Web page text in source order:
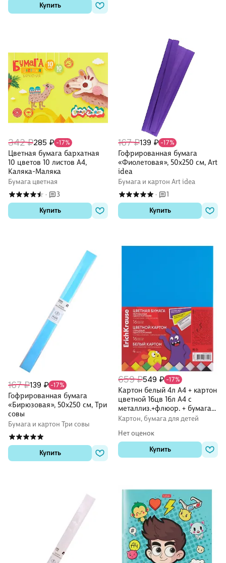
Купить
342 ₽285 ₽ -17%
Цветная бумага бархатная
10 цветов 10 листов А4,
Каляка-Маляка
Бумага цветная
·
3
Купить
167 ₽139 ₽ -17%
Гофрированная бумага
«Фиолетовая», 50х250 см, Art
idea
Бумага и картон Art idea
·
1
Купить
167 ₽139 ₽ -17%
Гофрированная бумага
«Бирюзовая», 50х250 см, Три
совы
Бумага и картон Три совы
Купить
659 ₽549 ₽ -17%
Картон белый 4л А4 + картон
цветной 16цв 16л А4 с
металлиз.+флюор. + бумага
цветная 16цв 16л A4 мел.
ErichKrause
Картон, бумага для детей
Нет оценок
Купить